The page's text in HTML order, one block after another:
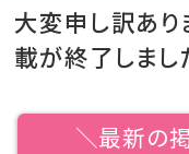
大変申し訳あり
載が終了しまし
＼最新の